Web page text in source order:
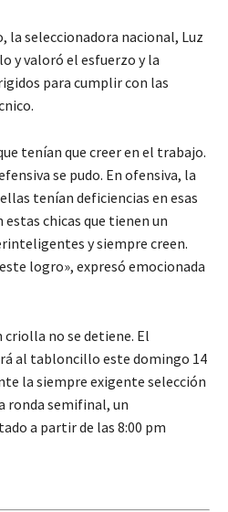
seleccionadora nacional, Luz
y valoró el esfuerzo y la
para cumplir con las
tenían que creer en el trabajo.
se pudo. En ofensiva, la
tenían deficiencias en esas
chicas que tienen un
y siempre creen.
logro», expresó emocionada
criolla no se detiene. El
al tabloncillo este domingo 14
la siempre exigente selección
ronda semifinal, un
a partir de las 8:00 pm